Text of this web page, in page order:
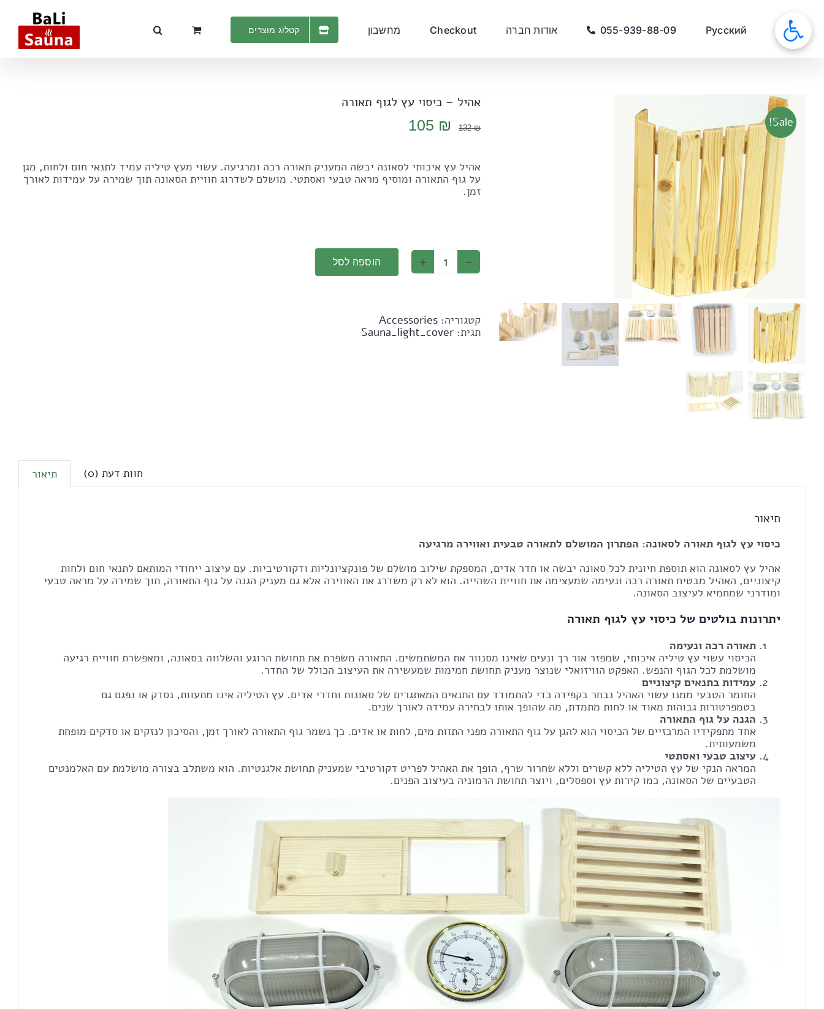
סאונות Русский
055-939-88-09 אודות חברה Checkout מחשבון קטלוג מוצרים
Sale!
אהיל – כיסוי עץ לגוף תאורה
132₪
המחיר
היה:
132 ₪.
105 ₪
הוא:
105 ₪.
אהיל עץ איכותי לסאונה יבשה המעניק תאורה רכה ומרגיעה. עשוי מעץ טיליה עמיד לתנאי חום ולחות, מגן
על גוף התאורה ומוסיף מראה טבעי ואסתטי. מושלם לשדרוג חוויית הסאונה תוך שמירה על עמידות לאורך
זמן.
כמות
של
אהיל
כיסוי
עץ
לגוף
תאורה
הוספה לסל
קטגוריה: Accessories
תגית: Sauna_light_cover
תיאור חוות דעת (0)
תיאור
כיסוי עץ לגוף תאורה לסאונה: הפתרון המושלם לתאורה טבעית ואווירה מרגיעה
אהיל עץ לסאונה הוא תוספת חיונית לכל סאונה יבשה או חדר אדים, המספקת שילוב מושלם של פונקציונליות ודקורטיביות. עם עיצוב ייחודי המותאם לתנאי חום ולחות
קיצוניים, האהיל מבטיח תאורה רכה ונעימה שמעצימה את חוויית השהייה. הוא לא רק משדרג את האווירה אלא גם מעניק הגנה על גוף התאורה, תוך שמירה על מראה טבעי
ומודרני שמחמיא לעיצוב הסאונה.
יתרונות בולטים של כיסוי עץ לגוף תאורה
תאורה רכה ונעימה
הכיסוי עשוי עץ טיליה איכותי, שמפזר אור רך ונעים שאינו מסנוור את המשתמשים. התאורה משפרת את תחושת הרוגע והשלווה בסאונה, ומאפשרת חוויית רגיעה
מושלמת לכל הגוף והנפש. האפקט הוויזואלי שנוצר מעניק תחושת חמימות שמעשירה את העיצוב הכולל של החדר.
עמידות בתנאים קיצוניים
החומר הטבעי ממנו עשוי האהיל נבחר בקפידה כדי להתמודד עם התנאים המאתגרים של סאונות וחדרי אדים. עץ הטיליה אינו מתעוות, נסדק או נפגם גם
בטמפרטורות גבוהות מאוד או לחות מתמדת, מה שהופך אותו לבחירה עמידה לאורך שנים.
הגנה על גוף התאורה
אחד מתפקידיו המרכזיים של הכיסוי הוא להגן על גוף התאורה מפני התזות מים, לחות או אדים. כך נשמר גוף התאורה לאורך זמן, והסיכון לנזקים או סדקים מופחת
משמעותית.
עיצוב טבעי ואסתטי
המראה הנקי של עץ הטיליה ללא קשרים וללא שחרור שרף, הופך את האהיל לפריט דקורטיבי שמעניק תחושת אלגנטיות. הוא משתלב בצורה מושלמת עם האלמנטים
הטבעיים של הסאונה, כמו קירות עץ וספסלים, ויוצר תחושת הרמוניה בעיצוב הפנים.